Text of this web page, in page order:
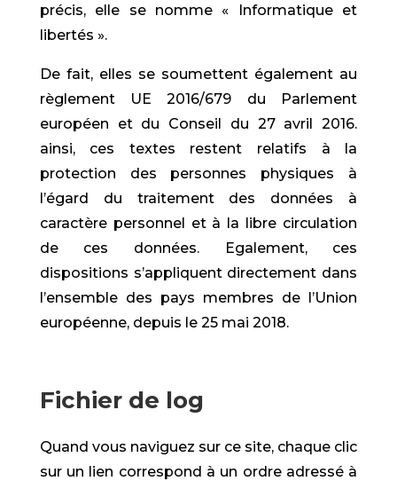
précis, elle se nomme « Informatique et
libertés ».
De fait, elles se soumettent également au
règlement UE 2016/679 du Parlement
européen et du Conseil du 27 avril 2016.
ainsi, ces textes restent relatifs à la
protection des personnes physiques à
l’égard du traitement des données à
caractère personnel et à la libre circulation
de ces données. Egalement, ces
dispositions s’appliquent directement dans
l’ensemble des pays membres de l’Union
européenne, depuis le 25 mai 2018.
Fichier de log
Quand vous naviguez sur ce site, chaque clic
sur un lien correspond à un ordre adressé à